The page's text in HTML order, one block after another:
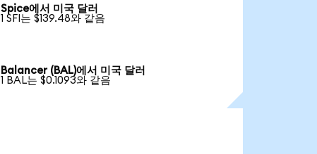
Spice에서 미국 달러
1 SFI는 $139.48와 같음
Balancer (BAL)에서 미국 달러
1 BAL는 $0.1093와 같음